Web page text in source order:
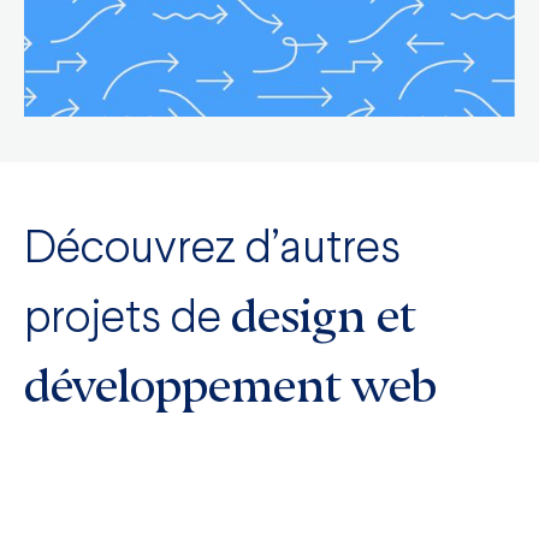
Découvrez d’autres
projets de design et
développement web